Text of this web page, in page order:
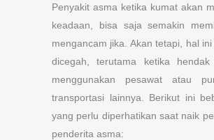
Penyakit asma ketika kumat akan
keadaan, bisa saja semakin
mengancam jika. Akan tetapi, hal
dicegah, terutama ketika hendak
menggunakan pesawat atau
transportasi lainnya. Berikut ini
yang perlu diperhatikan saat naik
penderita asma: